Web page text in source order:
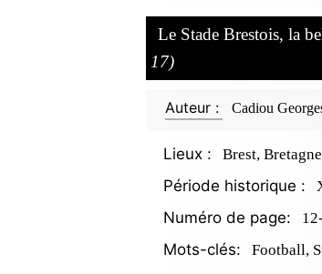
Le Stade Brestois, la
17)
Auteur : Cadiou
Lieux : Brest, Bretagne
Période historique :
Numéro de page:
Mots-clés: Football,